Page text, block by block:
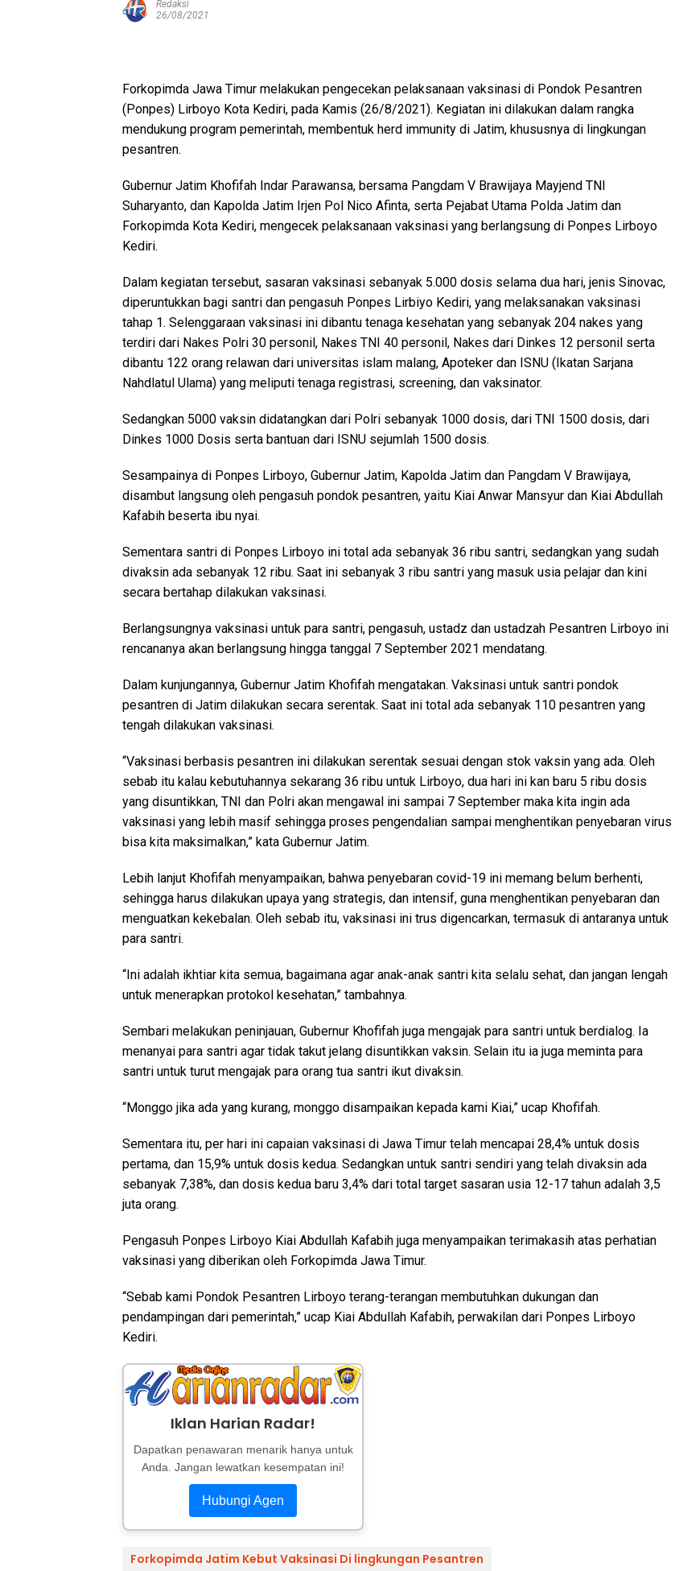
Redaksi
26/08/2021
Forkopimda Jawa Timur melakukan pengecekan pelaksanaan vaksinasi di Pondok Pesantren
(Ponpes) Lirboyo Kota Kediri, pada Kamis (26/8/2021). Kegiatan ini dilakukan dalam rangka
mendukung program pemerintah, membentuk herd immunity di Jatim, khususnya di lingkungan
pesantren.
Gubernur Jatim Khofifah Indar Parawansa, bersama Pangdam V Brawijaya Mayjend TNI
Suharyanto, dan Kapolda Jatim Irjen Pol Nico Afinta, serta Pejabat Utama Polda Jatim dan
Forkopimda Kota Kediri, mengecek pelaksanaan vaksinasi yang berlangsung di Ponpes Lirboyo
Kediri.
Dalam kegiatan tersebut, sasaran vaksinasi sebanyak 5.000 dosis selama dua hari, jenis Sinovac,
diperuntukkan bagi santri dan pengasuh Ponpes Lirbiyo Kediri, yang melaksanakan vaksinasi
tahap 1. Selenggaraan vaksinasi ini dibantu tenaga kesehatan yang sebanyak 204 nakes yang
terdiri dari Nakes Polri 30 personil, Nakes TNI 40 personil, Nakes dari Dinkes 12 personil serta
dibantu 122 orang relawan dari universitas islam malang, Apoteker dan ISNU (Ikatan Sarjana
Nahdlatul Ulama) yang meliputi tenaga registrasi, screening, dan vaksinator.
Sedangkan 5000 vaksin didatangkan dari Polri sebanyak 1000 dosis, dari TNI 1500 dosis, dari
Dinkes 1000 Dosis serta bantuan dari ISNU sejumlah 1500 dosis.
Sesampainya di Ponpes Lirboyo, Gubernur Jatim, Kapolda Jatim dan Pangdam V Brawijaya,
disambut langsung oleh pengasuh pondok pesantren, yaitu Kiai Anwar Mansyur dan Kiai Abdullah
Kafabih beserta ibu nyai.
Sementara santri di Ponpes Lirboyo ini total ada sebanyak 36 ribu santri, sedangkan yang sudah
divaksin ada sebanyak 12 ribu. Saat ini sebanyak 3 ribu santri yang masuk usia pelajar dan kini
secara bertahap dilakukan vaksinasi.
Berlangsungnya vaksinasi untuk para santri, pengasuh, ustadz dan ustadzah Pesantren Lirboyo ini
rencananya akan berlangsung hingga tanggal 7 September 2021 mendatang.
Dalam kunjungannya, Gubernur Jatim Khofifah mengatakan. Vaksinasi untuk santri pondok
pesantren di Jatim dilakukan secara serentak. Saat ini total ada sebanyak 110 pesantren yang
tengah dilakukan vaksinasi.
“Vaksinasi berbasis pesantren ini dilakukan serentak sesuai dengan stok vaksin yang ada. Oleh
sebab itu kalau kebutuhannya sekarang 36 ribu untuk Lirboyo, dua hari ini kan baru 5 ribu dosis
yang disuntikkan, TNI dan Polri akan mengawal ini sampai 7 September maka kita ingin ada
vaksinasi yang lebih masif sehingga proses pengendalian sampai menghentikan penyebaran virus
bisa kita maksimalkan,” kata Gubernur Jatim.
Lebih lanjut Khofifah menyampaikan, bahwa penyebaran covid-19 ini memang belum berhenti,
sehingga harus dilakukan upaya yang strategis, dan intensif, guna menghentikan penyebaran dan
menguatkan kekebalan. Oleh sebab itu, vaksinasi ini trus digencarkan, termasuk di antaranya untuk
para santri.
“Ini adalah ikhtiar kita semua, bagaimana agar anak-anak santri kita selalu sehat, dan jangan lengah
untuk menerapkan protokol kesehatan,” tambahnya.
Sembari melakukan peninjauan, Gubernur Khofifah juga mengajak para santri untuk berdialog. Ia
menanyai para santri agar tidak takut jelang disuntikkan vaksin. Selain itu ia juga meminta para
santri untuk turut mengajak para orang tua santri ikut divaksin.
“Monggo jika ada yang kurang, monggo disampaikan kepada kami Kiai,” ucap Khofifah.
Sementara itu, per hari ini capaian vaksinasi di Jawa Timur telah mencapai 28,4% untuk dosis
pertama, dan 15,9% untuk dosis kedua. Sedangkan untuk santri sendiri yang telah divaksin ada
sebanyak 7,38%, dan dosis kedua baru 3,4% dari total target sasaran usia 12-17 tahun adalah 3,5
juta orang.
Pengasuh Ponpes Lirboyo Kiai Abdullah Kafabih juga menyampaikan terimakasih atas perhatian
vaksinasi yang diberikan oleh Forkopimda Jawa Timur.
“Sebab kami Pondok Pesantren Lirboyo terang-terangan membutuhkan dukungan dan
pendampingan dari pemerintah,” ucap Kiai Abdullah Kafabih, perwakilan dari Ponpes Lirboyo
Kediri.
Iklan Harian Radar!
Dapatkan penawaran menarik hanya untuk
Anda. Jangan lewatkan kesempatan ini!
Hubungi Agen
Forkopimda Jatim Kebut Vaksinasi Di lingkungan Pesantren